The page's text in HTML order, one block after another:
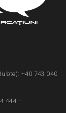
+40 743 040
444 –